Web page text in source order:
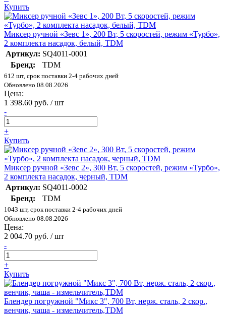
Купить
Миксер ручной «Зевс 1», 200 Вт, 5 скоростей, режим «Турбо»,
2 комплекта насадок, белый, TDM
Артикул: SQ4011-0001
Бренд:
TDM
612 шт, срок поставки 2-4 рабочих дней
Обновлено 08.08.2026
Цена:
1 398.60 руб. / шт
-
+
Купить
Миксер ручной «Зевс 2», 300 Вт, 5 скоростей, режим «Турбо»,
2 комплекта насадок, черный, TDM
Артикул: SQ4011-0002
Бренд:
TDM
1043 шт, срок поставки 2-4 рабочих дней
Обновлено 08.08.2026
Цена:
2 004.70 руб. / шт
-
+
Купить
Блендер погружной "Микс 3", 700 Вт, нерж. сталь, 2 скор.,
венчик, чаша - измельчитель,TDM